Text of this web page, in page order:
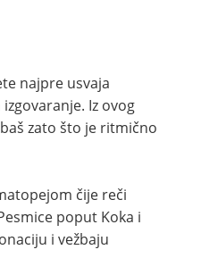
najpre usvaja
Iz ovog
zato što je ritmično
čije reči
poput Koka i
i vežbaju